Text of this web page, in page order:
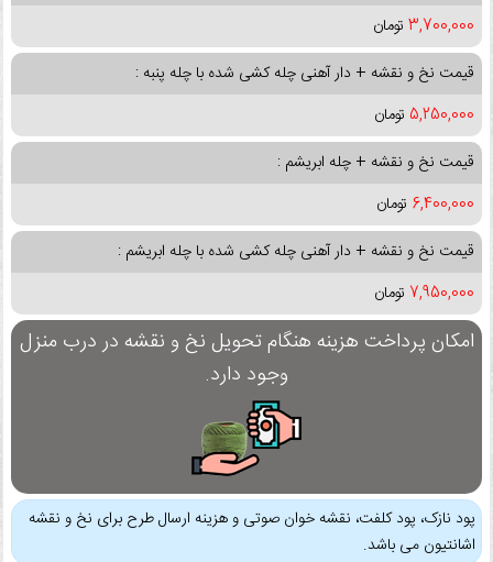
3,700,000 تومان
قیمت نخ و نقشه + دار آهنی چله کشی شده با چله پنبه :
5,250,000 تومان
قیمت نخ و نقشه + چله ابریشم :
6,400,000 تومان
قیمت نخ و نقشه + دار آهنی چله کشی شده با چله ابریشم :
7,950,000 تومان
امکان پرداخت هزینه هنگام تحویل نخ و نقشه در درب منزل
وجود دارد.
پود نازک، پود کلفت، نقشه خوان صوتی و هزینه ارسال طرح برای نخ و نقشه
اشانتیون می باشد.